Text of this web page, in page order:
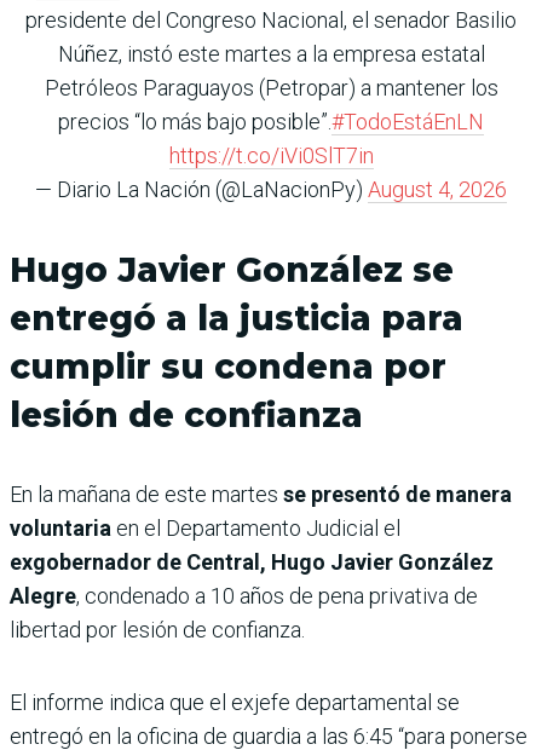
presidente del Congreso Nacional, el senador Basilio
Núñez, instó este martes a la empresa estatal
Petróleos Paraguayos (Petropar) a mantener los
precios “lo más bajo posible”.#TodoEstáEnLN
https://t.co/iVi0SlT7in
— Diario La Nación (@LaNacionPy) August 4, 2026
Hugo Javier González se
entregó a la justicia para
cumplir su condena por
lesión de confianza
En la mañana de este martes se presentó de manera
voluntaria en el Departamento Judicial el
exgobernador de Central, Hugo Javier González
Alegre, condenado a 10 años de pena privativa de
libertad por lesión de confianza.
El informe indica que el exjefe departamental se
entregó en la oficina de guardia a las 6:45 “para ponerse